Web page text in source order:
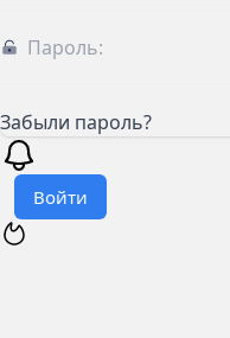
Забыли пароль?
Войти